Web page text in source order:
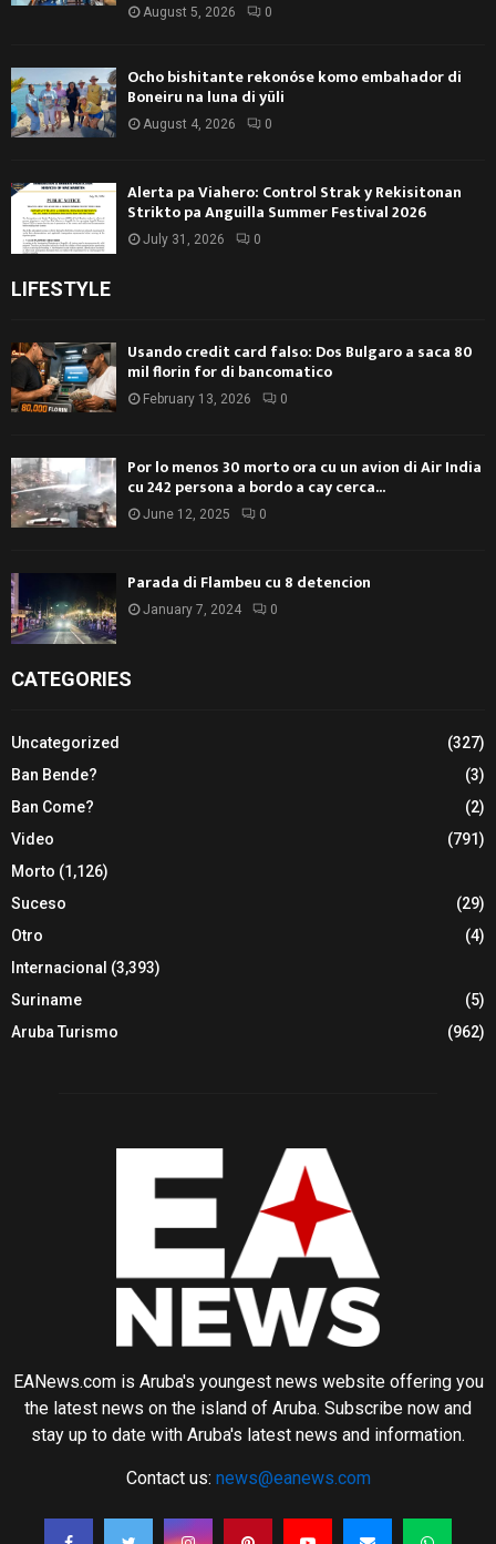
August 5, 2026 0
Ocho bishitante rekonóse komo embahador di
Boneiru na luna di yüli
August 4, 2026 0
Alerta pa Viahero: Control Strak y Rekisitonan
Strikto pa Anguilla Summer Festival 2026
July 31, 2026 0
LIFESTYLE
Usando credit card falso: Dos Bulgaro a saca 80
mil florin for di bancomatico
February 13, 2026 0
Por lo menos 30 morto ora cu un avion di Air India
cu 242 persona a bordo a cay cerca...
June 12, 2025 0
Parada di Flambeu cu 8 detencion
January 7, 2024 0
CATEGORIES
Uncategorized
(327)
Ban Bende?
(3)
Ban Come?
(2)
Video
(791)
Morto (1,126)
Suceso
(29)
Otro
(4)
Internacional (3,393)
Suriname
(5)
Aruba Turismo
(962)
EANews.com is Aruba's youngest news website offering you
the latest news on the island of Aruba. Subscribe now and
stay up to date with Aruba's latest news and information.
Contact us: news@eanews.com